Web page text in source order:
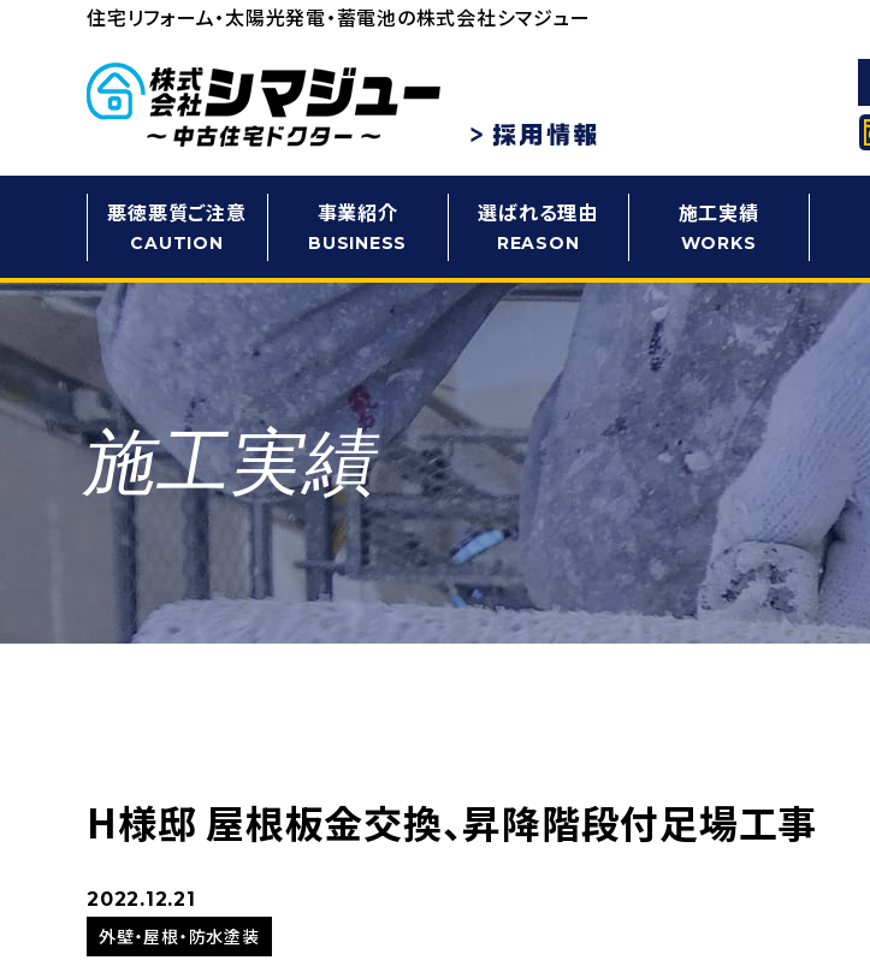
住宅リフォーム・太陽光発電・蓄電池の株式会社シマジュー
悪徳悪質ご注意
CAUTION
事業紹介
BUSINESS
選ばれる理由
REASON
施工実績
WORKS
施工実績
H様邸 屋根板金交換、昇降階段付足場工事
2022.12.21
外壁・屋根・防水塗装